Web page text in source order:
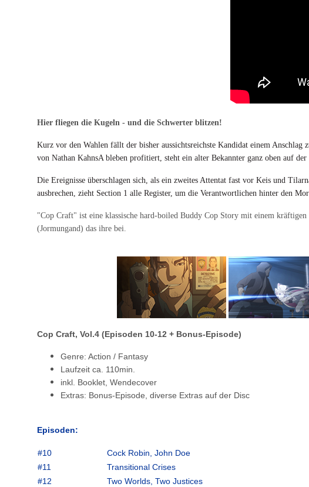
Hier fliegen die Kugeln - und die Schwerter blitzen!
Kurz vor den Wahlen fällt der bisher aussichtsreichste Kandidat einem
von Nathan KahnsA bleben profitiert, steht ein alter Bekannter ganz oben auf
Die Ereignisse überschlagen sich, als ein zweites Attentat fast vor Keis und
ausbrechen, zieht Section 1 alle Register, um die Verantwortlichen hinter den
"Cop Craft" ist eine klassische hard-boiled Buddy Cop Story mit einem
(Jormungand) das ihre bei.
Cop Craft, Vol.4 (Episoden 10-12 + Bonus-Episode)
Genre: Action / Fantasy
Laufzeit ca. 110min.
inkl. Booklet, Wendecover
Extras: Bonus-Episode, diverse Extras auf der Disc
Episoden:
#10
Cock Robin, John Doe
#11
Transitional Crises
#12
Two Worlds, Two Justices